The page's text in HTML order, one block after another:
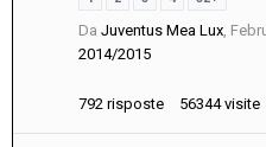
Da Juventus Mea Lux,
2014/2015
792 risposte 56344 visite